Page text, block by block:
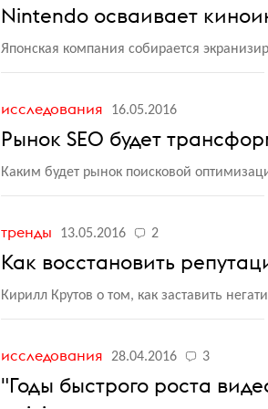
Nintendo осваивает
Японская компания собирается
исследования 16.05.2016
Рынок SEO будет
Каким будет рынок поисковой
тренды 13.05.2016 2
Как восстановить
Кирилл Крутов о том, как заставить
исследования 28.04.2016 3
"Годы быстрого роста